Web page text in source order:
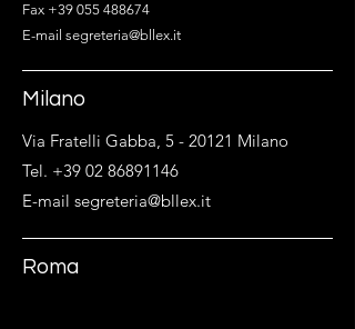
Fax +39 055 488674
E-mail segreteria@bllex.it
Milano
Via Fratelli Gabba, 5 - 20121 Milano
Tel. +39 02 86891146
E-mail segreteria@bllex.it
Roma